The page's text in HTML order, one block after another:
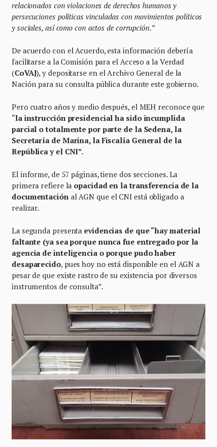
relacionados con violaciones de derechos humanos y
persecuciones políticas vinculadas con movimientos políticos
y sociales, así como con actos de corrupción.”
De acuerdo con el Acuerdo, esta información debería
facilitarse a la Comisión para el Acceso a la Verdad
(CoVAJ), y depositarse en el Archivo General de la
Nación para su consulta pública durante este gobierno.
Pero cuatro años y medio después, el MEH reconoce que
“la instrucción presidencial ha sido incumplida
parcial o totalmente por parte de la Sedena, la
Secretaría de Marina, la Fiscalía General de la
República y el CNI”.
El informe, de 57 páginas, tiene dos secciones. La
primera refiere la opacidad en la transferencia de la
documentación al AGN que el CNI está obligado a
realizar.
La segunda presenta evidencias de que “hay material
faltante (ya sea porque nunca fue entregado por la
agencia de inteligencia o porque pudo haber
desaparecido, pues hoy no está disponible en el AGN a
pesar de que existe rastro de su existencia por diversos
instrumentos de consulta”.